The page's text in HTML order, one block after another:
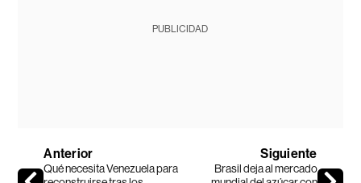
PUBLICIDAD
Anterior
Qué necesita Venezuela para
Siguiente
Brasil deja al mercado